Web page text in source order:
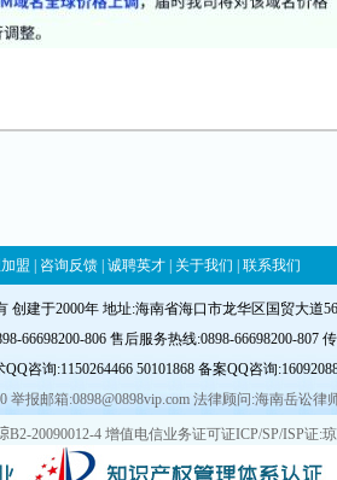
盟 咨询反馈 诚聘英才 关于我们 联系我们
创建于2000年 地址:海南省海口市龙华区国贸大道
66698200-806 售后服务热线:0898-66698200-807
QQ咨询:1150264466 50101868备案QQ咨询:
举报邮箱:0898@0898vip.com 法律顾问:海南岳讼律
B2-20090012-4 增值电信业务证可证ICP/SP/ISP证: